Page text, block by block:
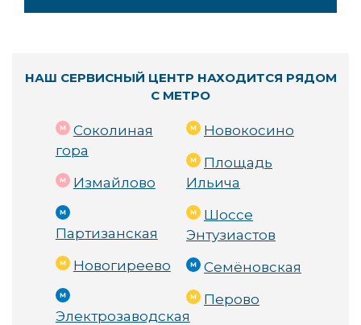
НАШ СЕРВИСНЫЙ ЦЕНТР НАХОДИТСЯ РЯДОМ
С МЕТРО
Соколиная
гора
Измайлово
Партизанская
Новогиреево
Электрозаводская
Новокосино
Площадь
Ильича
Шоссе
Энтузиастов
Семёновская
Перово